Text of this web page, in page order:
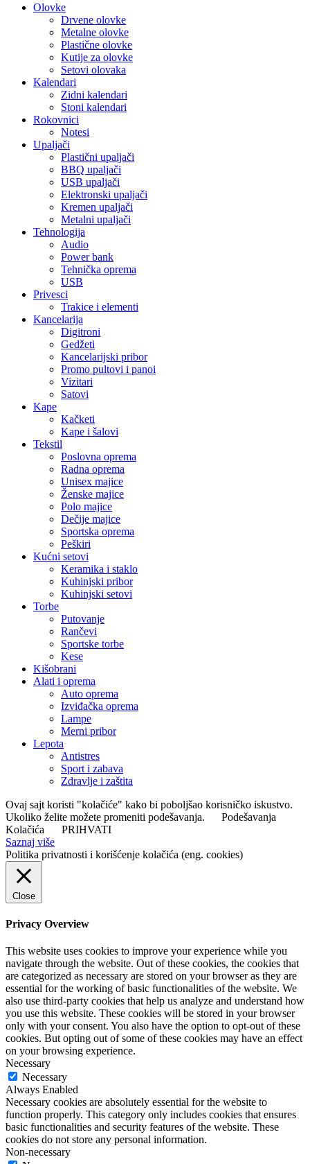
Olovke
Drvene olovke
Metalne olovke
Plastične olovke
Kutije za olovke
Setovi olovaka
Kalendari
Zidni kalendari
Stoni kalendari
Rokovnici
Notesi
Upaljači
Plastični upaljači
BBQ upaljači
USB upaljači
Elektronski upaljači
Kremen upaljači
Metalni upaljači
Tehnologija
Audio
Power bank
Tehnička oprema
USB
Privesci
Trakice i elementi
Kancelarija
Digitroni
Gedžeti
Kancelarijski pribor
Promo pultovi i panoi
Vizitari
Satovi
Kape
Kačketi
Kape i šalovi
Tekstil
Poslovna oprema
Radna oprema
Unisex majice
Ženske majice
Polo majice
Dečije majice
Sportska oprema
Peškiri
Kućni setovi
Keramika i staklo
Kuhinjski pribor
Kuhinjski setovi
Torbe
Putovanje
Rančevi
Sportske torbe
Kese
Kišobrani
Alati i oprema
Auto oprema
Izviđačka oprema
Lampe
Merni pribor
Lepota
Antistres
Sport i zabava
Zdravlje i zaštita
Ovaj sajt koristi "kolačiće" kako bi poboljšao korisničko iskustvo.
Ukoliko želite možete promeniti podešavanja.
Podešavanja
Kolačića
PRIHVATI
Saznaj više
Politika privatnosti i korišćenje kolačića (eng. cookies)
Close
Privacy Overview
This website uses cookies to improve your experience while you
navigate through the website. Out of these cookies, the cookies that
are categorized as necessary are stored on your browser as they are
essential for the working of basic functionalities of the website. We
also use third-party cookies that help us analyze and understand how
you use this website. These cookies will be stored in your browser
only with your consent. You also have the option to opt-out of these
cookies. But opting out of some of these cookies may have an effect
on your browsing experience.
Necessary
Necessary
Always Enabled
Necessary cookies are absolutely essential for the website to
function properly. This category only includes cookies that ensures
basic functionalities and security features of the website. These
cookies do not store any personal information.
Non-necessary